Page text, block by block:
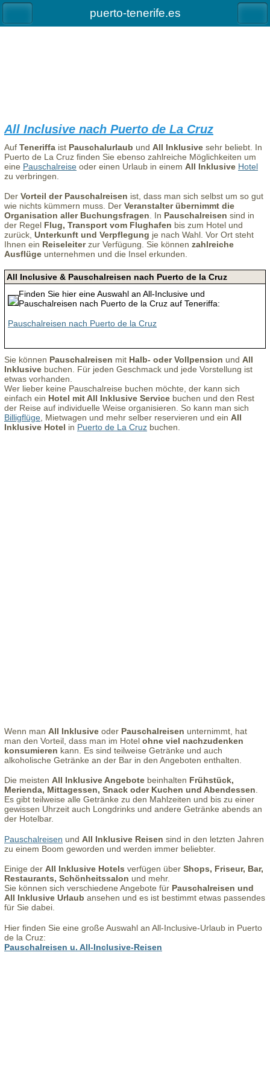
puerto-tenerife.es
All Inclusive nach Puerto de La Cruz
Auf Teneriffa ist Pauschalurlaub und All Inklusive sehr beliebt. In
Puerto de La Cruz finden Sie ebenso zahlreiche Möglichkeiten um
eine Pauschalreise oder einen Urlaub in einem All Inklusive Hotel
zu verbringen.
Der Vorteil der Pauschalreisen ist, dass man sich selbst um so gut
wie nichts kümmern muss. Der Veranstalter übernimmt die
Organisation aller Buchungsfragen. In Pauschalreisen sind in
der Regel Flug, Transport vom Flughafen bis zum Hotel und
zurück, Unterkunft und Verpflegung je nach Wahl. Vor Ort steht
Ihnen ein Reiseleiterzur Verfügung. Sie können zahlreiche
Ausflüge unternehmen und die Insel erkunden.
All Inclusive & Pauschalreisen nach Puerto de la Cruz
Finden Sie hier eine Auswahl an All-Inclusive und
Pauschalreisen nach Puerto de la Cruz auf Teneriffa:
Pauschalreisen nach Puerto de la Cruz
Sie können Pauschalreisen mit Halb- oder Vollpension und All
Inklusive buchen. Für jeden Geschmack und jede Vorstellung ist
etwas vorhanden.
Wer lieber keine Pauschalreise buchen möchte, der kann sich
einfach ein Hotel mit All Inklusive Service buchen und den Rest
der Reise auf individuelle Weise organisieren. So kann man sich
Billigflüge , Mietwagen und mehr selber reservieren und ein All
Inklusive Hotel in Puerto de La Cruz buchen.
Wenn man All Inklusive oder Pauschalreisen unternimmt, hat
man den Vorteil, dass man im Hotel ohne viel nachzudenken
konsumieren kann. Es sind teilweise Getränke und auch
alkoholische Getränke an der Bar in den Angeboten enthalten.
Die meisten All Inklusive Angebote beinhalten Frühstück,
Merienda, Mittagessen, Snack oder Kuchen und Abendessen.
Es gibt teilweise alle Getränke zu den Mahlzeiten und bis zu einer
gewissen Uhrzeit auch Longdrinks und andere Getränke abends an
der Hotelbar.
Pauschalreisen und All Inklusive Reisen sind in den letzten Jahren
zu einem Boom geworden und werden immer beliebter.
Einige der All Inklusive Hotels verfügen über Shops, Friseur, Bar,
Restaurants, Schönheitssalon und mehr.
Sie können sich verschiedene Angebote für Pauschalreisen und
All Inklusive Urlaub ansehen und es ist bestimmt etwas passendes
für Sie dabei.
Hier finden Sie eine große Auswahl an All-Inclusive-Urlaub in Puerto
de la Cruz:
Pauschalreisen u. All-Inclusive-Reisen